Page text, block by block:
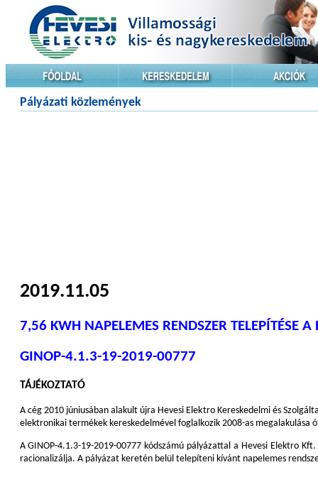
Pályázati közlemények
2019.11.05
7,56 KWH NAPELEMES RENDSZER TELEPÍTÉSE A
GINOP-4.1.3-19-2019-00777
TÁJÉKOZTATÓ
A cég 2010 júniusában alakult újra Hevesi Elektro Kereskedelmi és
elektronikai termékek kereskedelmével foglalkozik 2008-as megalakulása
A GINOP-4.1.3-19-2019-00777 kódszámú pályázattal a Hevesi Elektro
racionalizálja. A pályázat keretén belül telepíteni kívánt napelemes